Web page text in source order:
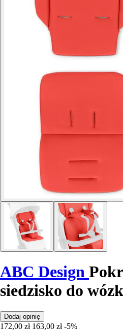
ABC Design
siedzisko do
Dodaj opinię
172,00 zł 163,00 zł -5%